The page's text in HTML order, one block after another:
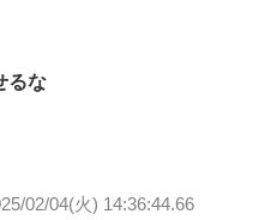
るな
02/04(火) 14:36:44.66